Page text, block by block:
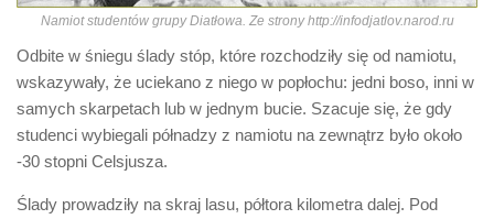
Namiot studentów grupy Diatłowa. Ze strony http://infodjatlov.narod.ru
Odbite w śniegu ślady stóp, które rozchodziły się od namiotu,
wskazywały, że uciekano z niego w popłochu: jedni boso, inni w
samych skarpetach lub w jednym bucie. Szacuje się, że gdy
studenci wybiegali półnadzy z namiotu na zewnątrz było około
-30 stopni Celsjusza.
Ślady prowadziły na skraj lasu, półtora kilometra dalej. Pod